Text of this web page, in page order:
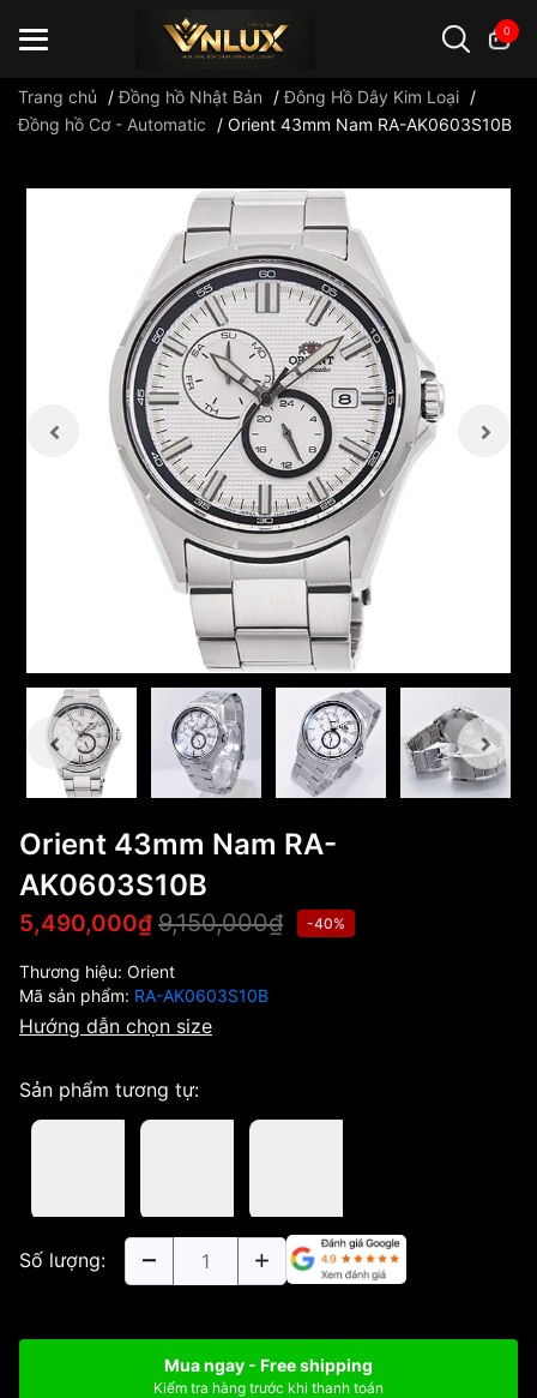
0
Trang chủ /Đồng hồ Nhật Bản /Đông Hồ Dây Kim Loại /
Đồng hồ Cơ - Automatic
/ Orient 43mm Nam RA-AK0603S10B
Orient 43mm Nam RA-
AK0603S10B
5,490,000₫ 9,150,000₫ -40%
Thương hiệu: Orient
Mã sản phẩm: RA-AK0603S10B
Hướng dẫn chọn size
Sản phẩm tương tự:
Số lượng:
Mua ngay - Free shipping
Kiểm tra hàng trước khi thanh toán